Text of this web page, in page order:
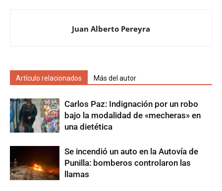
Juan Alberto Pereyra
Artículo relacionados Más del autor
Carlos Paz: Indignación por un robo
bajo la modalidad de «mecheras» en
una dietética
Se incendió un auto en la Autovía de
Punilla: bomberos controlaron las
llamas